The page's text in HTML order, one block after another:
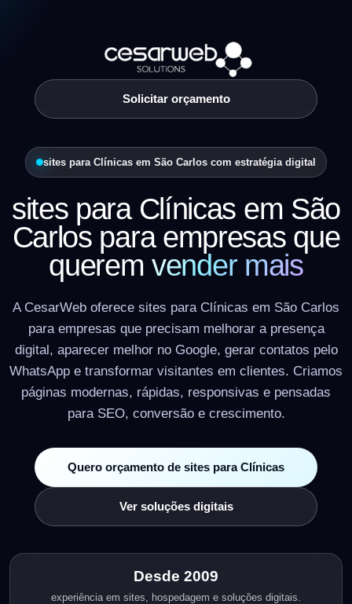
Solicitar orçamento
sites para Clínicas em São Carlos com estratégia digital
sites para Clínicas em São
Carlos para empresas que
queremvender mais
A CesarWeb oferece sites para Clínicas em São Carlos
para empresas que precisam melhorar a presença
digital, aparecer melhor no Google, gerar contatos pelo
WhatsApp e transformar visitantes em clientes. Criamos
páginas modernas, rápidas, responsivas e pensadas
para SEO, conversão e crescimento.
Quero orçamento de sites para Clínicas
Ver soluções digitais
Desde 2009
experiência em sites, hospedagem e soluções digitais.